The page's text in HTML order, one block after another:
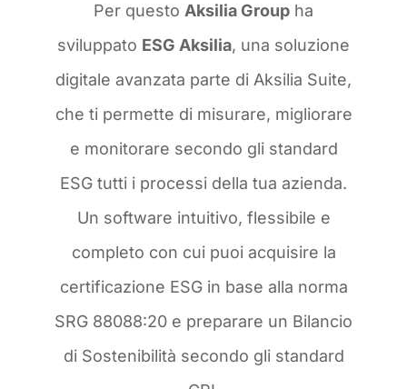
Per questo Aksilia Group ha
sviluppato ESG Aksilia, una soluzione
digitale avanzata parte di Aksilia Suite,
che ti permette di misurare, migliorare
e monitorare secondo gli standard
ESG tutti i processi della tua azienda.
Un software intuitivo, flessibile e
completo con cui puoi acquisire la
certificazione ESG in base alla norma
SRG 88088:20 e preparare un Bilancio
di Sostenibilità secondo gli standard